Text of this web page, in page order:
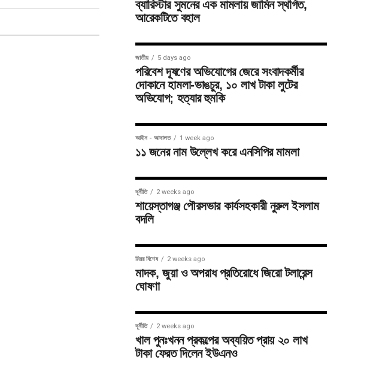
ব্যারিস্টার সুমনের এক মামলায় জামিন স্থগিত,
আরেকটিতে বহাল
জাতীয় 5 days ago
পরিবেশ দূষণের অভিযোগের জেরে সংবাদকর্মীর
দোকানে হামলা-ভাঙচুর, ১০ লাখ টাকা লুটের
অভিযোগ; হত্যার হুমকি
আইন - আদালত 1 week ago
১১ জনের নাম উল্লেখ করে এনসিপির মামলা
দূর্নীতি 2 weeks ago
শায়েস্তাগঞ্জ পৌরসভার কার্যসহকারী নুরুল ইসলাম
বদলি
মিরর বিশেষ 2 weeks ago
মাদক, জুয়া ও অপরাধ প্রতিরোধে জিরো টলারেন্স
ঘোষণা
দূর্নীতি 2 weeks ago
খাল পুনঃখনন প্রকল্পের অব্যয়িত প্রায় ২০ লাখ
টাকা ফেরত দিলেন ইউএনও